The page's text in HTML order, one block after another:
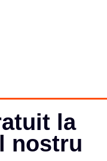
la
nostru